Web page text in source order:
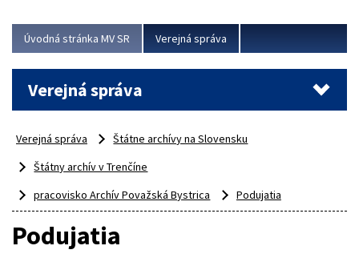
Úvodná stránka MV SR Verejná správa
Verejná správa
Verejná správa
Štátne archívy na Slovensku
Štátny archív v Trenčíne
pracovisko Archív Považská Bystrica
Podujatia
Podujatia